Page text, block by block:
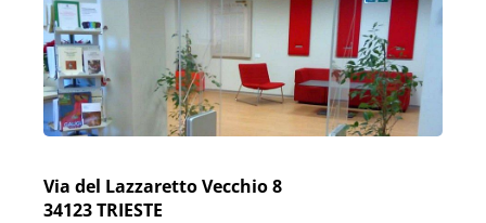
Via del Lazzaretto Vecchio 8
34123TRIESTE